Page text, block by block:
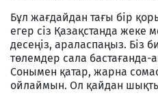
Бұл жағдайдан тағы бір
егер сіз Қазақстанда жеке
десеңіз, араласпаңыз. Біз
төлемдер сала
Сонымен қатар, жарна
ойлаймын. Ол қайдан